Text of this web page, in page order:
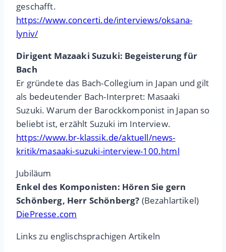
geschafft.
https://www.concerti.de/interviews/oksana-
lyniv/
Dirigent Mazaaki Suzuki: Begeisterung für
Bach
Er gründete das Bach-Collegium in Japan und gilt
als bedeutender Bach-Interpret: Masaaki
Suzuki. Warum der Barockkomponist in Japan so
beliebt ist, erzählt Suzuki im Interview.
https://www.br-klassik.de/aktuell/news-
kritik/masaaki-suzuki-interview-100.html
Jubiläum
Enkel des Komponisten: Hören Sie gern
Schönberg, Herr Schönberg? (Bezahlartikel)
DiePresse.com
Links zu englischsprachigen Artikeln